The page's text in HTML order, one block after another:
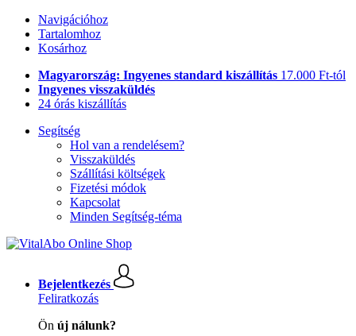
Navigációhoz
Tartalomhoz
Kosárhoz
Magyarország: Ingyenes standard kiszállítás 17.000 Ft-tól
Ingyenes visszaküldés
24 órás kiszállítás
Segítség
Hol van a rendelésem?
Visszaküldés
Szállítási költségek
Fizetési módok
Kapcsolat
Minden Segítség-téma
Bejelentkezés
Feliratkozás
Ön új nálunk?